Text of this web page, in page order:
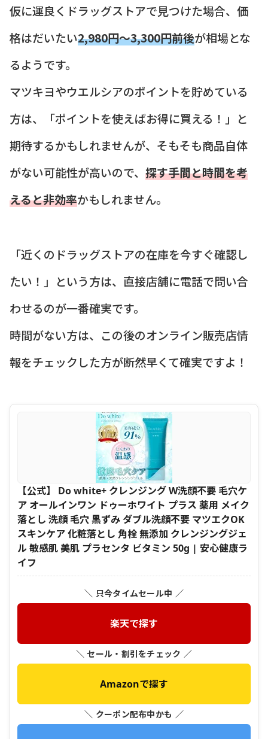
仮に運良くドラッグストアで見つけた場合、価
格はだいたい2,980円～3,300円前後が相場とな
るようです。
マツキヨやウエルシアのポイントを貯めている
方は、「ポイントを使えばお得に買える！」と
期待するかもしれませんが、そもそも商品自体
がない可能性が高いので、 探す手間と時間を考
えると非効率かもしれません。
「近くのドラッグストアの在庫を今すぐ確認し
たい！」という方は、直接店舗に電話で問い合
わせるのが一番確実です。
時間がない方は、この後のオンライン販売店情
報をチェックした方が断然早くて確実ですよ！
【公式】 Do white+ クレンジング W洗顔不要 毛穴ケ
ア オールインワン ドゥーホワイト プラス 薬用 メイク
落とし 洗顔 毛穴 黒ずみ ダブル洗顔不要 マツエクOK
スキンケア 化粧落とし 角栓 無添加 クレンジングジェ
ル 敏感肌 美肌 プラセンタ ビタミン 50g | 安心健康ラ
イフ
＼ 只今タイムセール中 ／
楽天で探す
＼ セール・割引をチェック ／
Amazonで探す
＼ クーポン配布中かも ／